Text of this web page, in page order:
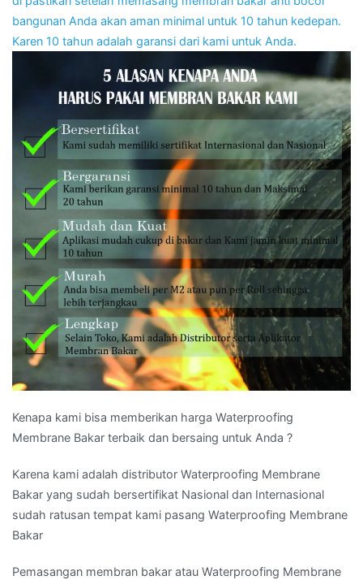
bangunan Anda akan aman minimal untuk 10 tahun kedepan.
Karen 10 tahun adalah garansi dari kami untuk Anda.
Kenapa kami bisa memberikan harga Waterproofing
Membrane Bakar terbaik dan bersaing untuk Anda ?
Karena kami adalah distributor Waterproofing Membrane
Bakar yang sudah bersertifikat Nasional dan Internasional
sudah ratusan tempat kami pasang Waterproofing Membrane
Bakar
Pemasangan membran bakar atau Waterproofing Membrane